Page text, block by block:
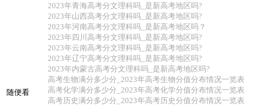
随便看
2023年青海高考分文理科吗_是新高考地区吗?
2023年山西高考分文理科吗_是新高考地区吗?
2023年河南高考分文理科吗_是新高考地区吗？
2023年四川高考分文理科吗_是新高考地区吗?
2023年云南高考分文理科吗_是新高考地区吗?
2023年辽宁高考分文理科吗_是新高考地区吗?
2023年内蒙古高考分文理科吗_是新高考地区吗?
高考生物满分多少分_2023年高考生物分值分布情况一览表
高考化学满分多少分_2023年高考化学分值分布情况一览表
高考历史满分多少分_2023年高考历史分值分布情况一览表